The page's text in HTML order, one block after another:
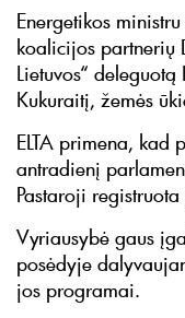
Energetikos
koalicijos partnerių
Lietuvos“
Kukuraitį, žemės
ELTA primena, kad
antradienį
Pastaroji
Vyriausybė gaus
posėdyje
jos programai.